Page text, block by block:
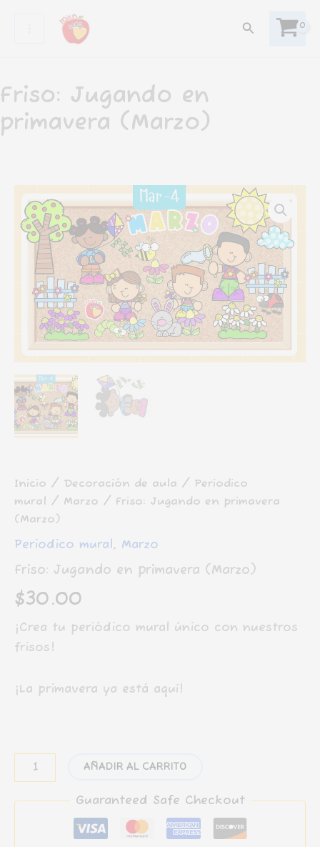
Buscar
Friso: Jugando en
primavera (Marzo)
Inicio / Decoración de aula / Periodico
mural / Marzo / Friso: Jugando en primavera
(Marzo)
Periodico mural, Marzo
Friso: Jugando en primavera (Marzo)
$30.00
¡Crea tu periódico mural único con nuestros
frisos!
¡La primavera ya está aquí!
Friso:
Jugando
primavera
AÑADIR AL CARRITO
Guaranteed Safe Checkout